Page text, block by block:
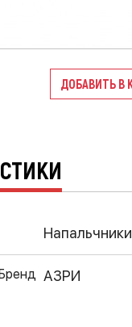
ДОБАВИТЬ В
Напальчники
АЗРИ